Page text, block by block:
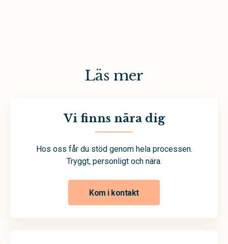
Läs mer
Vi finns nära dig
Hos oss får du stöd genom hela processen.
Tryggt, personligt och nära.
Kom i kontakt